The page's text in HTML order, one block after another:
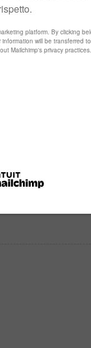
3 Aprile p.v